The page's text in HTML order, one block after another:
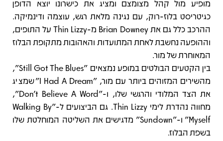
מופיע מול קהל מצומצם ומציג את כישרונו יוצא הדופן
כגיטריסט בלוז-רוק, עם נגינה מלאת רגש, עוצמה ודינמיקה.
ההרכב כלל גם את Brian Downey מ-Thin Lizzy על התופים,
וההופעה נחשבת לאחת המתועדות והאהובות מתקופת הבלוז
המאוחרת של מור.
בין הקטעים הבולטים במופע נמצאים "Still Got The Blues",
מהשירים המזוהים ביותר עם מור, "I Had A Dream" שמציג
את הצד המלודי והרגשי שלו, ו-"Don't Believe A Word",
מחווה נהדרת לימי Thin Lizzy. גם הביצועים ל-"Walking By
Myself" ו-"Sundown" מדגישים את השליטה המוחלטת שלו
בשפת הבלוז.